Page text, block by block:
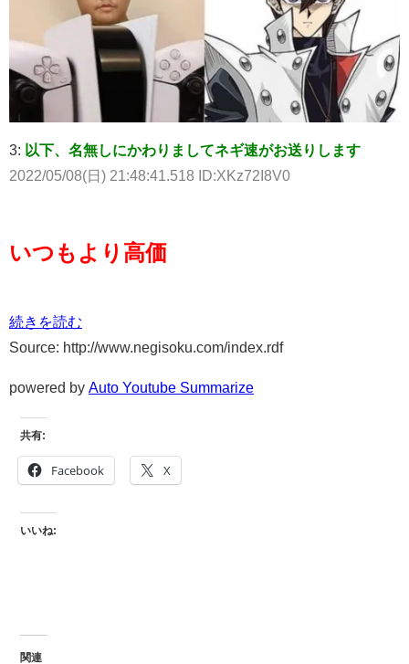
3: 以下、名無しにかわりましてネギ速がお送りします
2022/05/08(日) 21:48:41.518 ID:XKz72I8V0
いつもより高価
続きを読む
Source: http://www.negisoku.com/index.rdf
powered by Auto Youtube Summarize
共有:
Facebook X
いいね:
関連